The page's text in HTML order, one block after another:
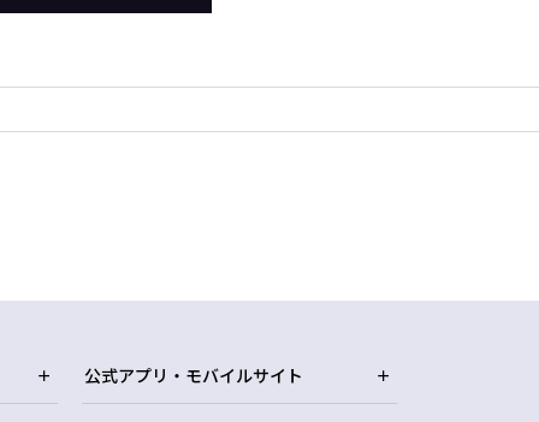
公式アプリ・モバイルサイト